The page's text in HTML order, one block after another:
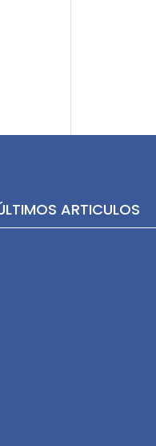
ARTICULOS